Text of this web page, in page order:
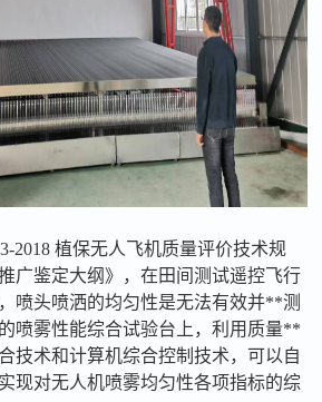
2018 植保无人飞机质量评价技术规
广鉴定大纲 》 ，在田间测试遥控飞行
喷头喷洒的均匀性是无法有效并**测
喷雾性能综合试验台上，利用质量**
技术和计算机综合控制技术，可以 自
现对无人机喷雾均匀性各项指标的综